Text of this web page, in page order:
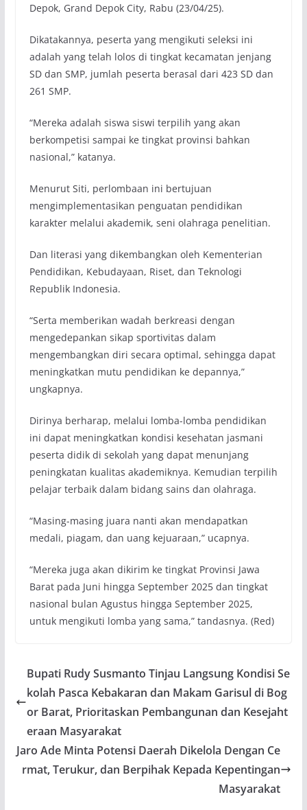
Depok, Grand Depok City, Rabu (23/04/25).
Dikatakannya, peserta yang mengikuti seleksi ini
adalah yang telah lolos di tingkat kecamatan jenjang
SD dan SMP, jumlah peserta berasal dari 423 SD dan
261 SMP.
“Mereka adalah siswa siswi terpilih yang akan
berkompetisi sampai ke tingkat provinsi bahkan
nasional,” katanya.
Menurut Siti, perlombaan ini bertujuan
mengimplementasikan penguatan pendidikan
karakter melalui akademik, seni olahraga penelitian.
Dan literasi yang dikembangkan oleh Kementerian
Pendidikan, Kebudayaan, Riset, dan Teknologi
Republik Indonesia.
“Serta memberikan wadah berkreasi dengan
mengedepankan sikap sportivitas dalam
mengembangkan diri secara optimal, sehingga dapat
meningkatkan mutu pendidikan ke depannya,”
ungkapnya.
Dirinya berharap, melalui lomba-lomba pendidikan
ini dapat meningkatkan kondisi kesehatan jasmani
peserta didik di sekolah yang dapat menunjang
peningkatan kualitas akademiknya. Kemudian terpilih
pelajar terbaik dalam bidang sains dan olahraga.
“Masing-masing juara nanti akan mendapatkan
medali, piagam, dan uang kejuaraan,” ucapnya.
“Mereka juga akan dikirim ke tingkat Provinsi Jawa
Barat pada Juni hingga September 2025 dan tingkat
nasional bulan Agustus hingga September 2025,
untuk mengikuti lomba yang sama,” tandasnya. (Red)
Bupati Rudy Susmanto Tinjau Langsung Kondisi Se
kolah Pasca Kebakaran dan Makam Garisul di Bog
or Barat, Prioritaskan Pembangunan dan Kesejaht
eraan Masyarakat
Jaro Ade Minta Potensi Daerah Dikelola Dengan Ce
rmat, Terukur, dan Berpihak Kepada Kepentingan
Masyarakat